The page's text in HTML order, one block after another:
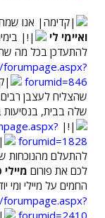
אנו
ואיימי לי
להתעדכן בכל מה
forumid=846
שהצליח לעצבן
שלה בבית, בנסיעות
forumid=1828
להתעלם מהנוכחות
לכם את פורום מיילי
החמים על מיילי ומי
forumid=2410